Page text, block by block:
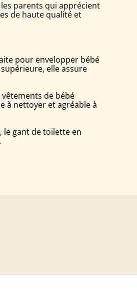
parents qui apprécient
de haute qualité et
pour envelopper bébé
elle assure
de bébé
à nettoyer et agréable à
le gant de toilette en